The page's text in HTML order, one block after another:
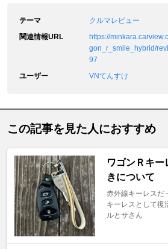
テーマ
クルマレビュー
関連情報URL
https://
gon_r_smile_hybrid/
97
ユーザー
VNてんすけ
この記事を見た人におすすめ
ワゴンＲキー
きについて
赤外線キーレスだ
キーレスとして復
ルとサさん